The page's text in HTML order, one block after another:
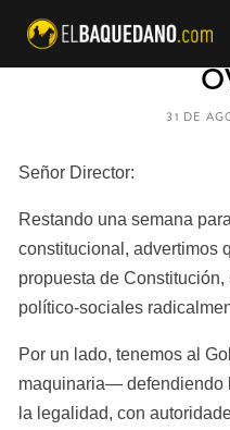
CARTA AL
Señor Director:
Restando una semana
constitucional, advertimos
propuesta de
político-sociales
Por un lado, tenemos al
maquinaria— defendiendo
la legalidad, con
31 DE